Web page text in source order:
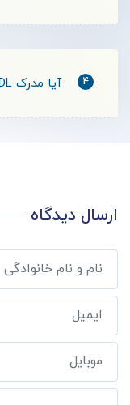
4 آیا مدرک ICDL الکترونیکی مورد قبول است؟
ارسال دیدگاه